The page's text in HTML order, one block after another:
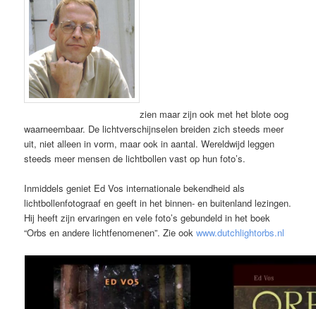
zien maar zijn ook met het blote oog
waarneembaar. De lichtverschijnselen breiden zich steeds meer
uit, niet alleen in vorm, maar ook in aantal. Wereldwijd leggen
steeds meer mensen de lichtbollen vast op hun foto’s.
Inmiddels geniet Ed Vos internationale bekendheid als
lichtbollenfotograaf en geeft in het binnen- en buitenland lezingen.
Hij heeft zijn ervaringen en vele foto’s gebundeld in het boek
“Orbs en andere lichtfenomenen”. Zie ookwww.dutchlightorbs.nl